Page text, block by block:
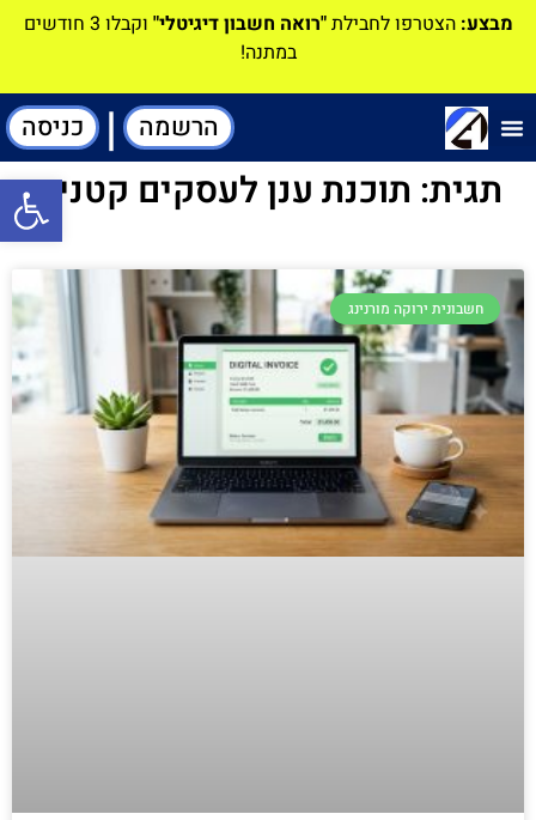
מבצע: הצטרפו לחבילת"רואה חשבון דיגיטלי"
וקבלו 3 חודשים
במתנה!
הרשמה | כניסה
תגית: תוכנת ענן לעסקים קטנים
חשבונית ירוקה מורנינג
פתח